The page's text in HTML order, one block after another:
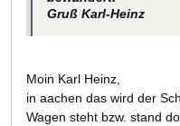
Gruß Karl-Heinz
Moin Karl Heinz,
in aachen das wird der
Wagen steht bzw. stand